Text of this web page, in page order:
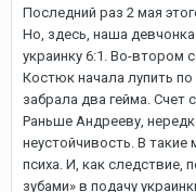
Последний раз 2 мая
Но, здесь, наша
украинку 6:1. Во-втором
Костюк начала лупить
забрала два гейма. Счет
Раньше Андрееву,
неустойчивость. В
психа. И, как следствие,
зубами» в подачу